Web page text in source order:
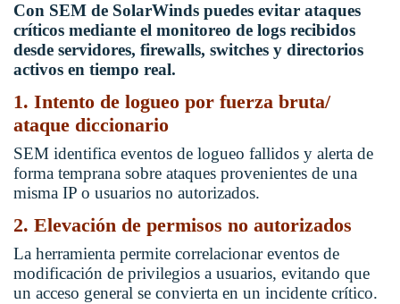
Con SEM de SolarWinds puedes evitar ataques
críticos mediante el monitoreo de logs recibidos
desde servidores, firewalls, switches y directorios
activos en tiempo real.
1. Intento de logueo por fuerza bruta/
ataque diccionario
SEM identifica eventos de logueo fallidos y alerta de
forma temprana sobre ataques provenientes de una
misma IP o usuarios no autorizados.
2. Elevación de permisos no autorizados
La herramienta permite correlacionar eventos de
modificación de privilegios a usuarios, evitando que
un acceso general se convierta en un incidente crítico.